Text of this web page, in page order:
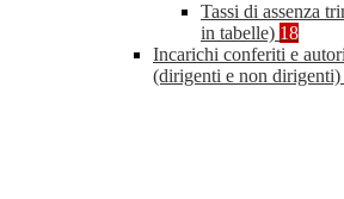
Tassi di assenza
in tabelle) 18
Incarichi conferiti e
(dirigenti e non dirigenti)